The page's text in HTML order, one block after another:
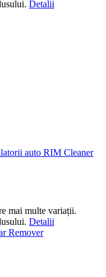
Detalii
mai multe variații.
Detalii